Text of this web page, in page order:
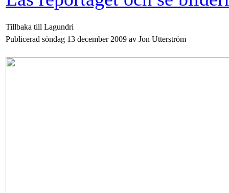
Tillbaka till Lagundri
Publicerad söndag 13 december 2009 av Jon Utterström